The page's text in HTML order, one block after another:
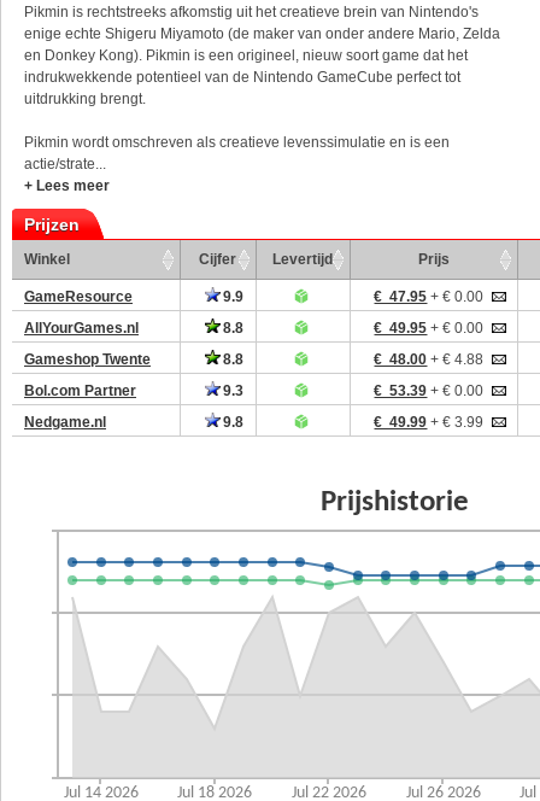
Pikmin is rechtstreeks afkomstig uit het creatieve brein van Nintendo's
enige echte Shigeru Miyamoto (de maker van onder andere Mario, Zelda
en Donkey Kong). Pikmin is een origineel, nieuw soort game dat het
indrukwekkende potentieel van de Nintendo GameCube perfect tot
uitdrukking brengt.
Pikmin wordt omschreven als creatieve levenssimulatie en is een
actie/strate...
+ Lees meer
Prijzen
Winkel Cijfer Levertijd Prijs
GameResource 9.9 € 47.95 + € 0.00
AllYourGames.nl
8.8 € 49.95 + € 0.00
Gameshop Twente
8.8 € 48.00 + € 4.88
Bol.com Partner
9.3 € 53.39 + € 0.00
Nedgame.nl
9.8 € 49.99 + € 3.99